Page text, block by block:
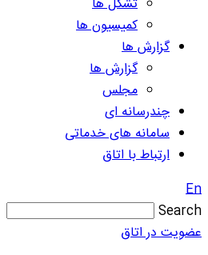
کمیسیون ها
گزارش ها
گزارش ها
مجلس
چندرسانه ای
سامانه های خدماتی
ارتباط با اتاق
En
Search
عضویت در اتاق